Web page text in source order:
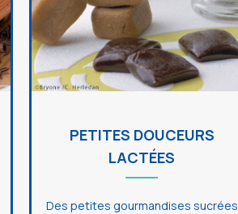
PETITES DOUCEURS
LACTÉES
Des petites gourmandises sucrées